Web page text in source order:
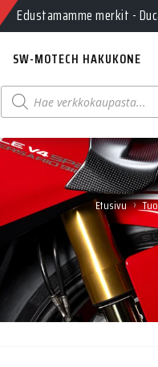
Edustamamme merkit -
SW-MOTECH HAKUKONE
Products
search
Etusivu ›